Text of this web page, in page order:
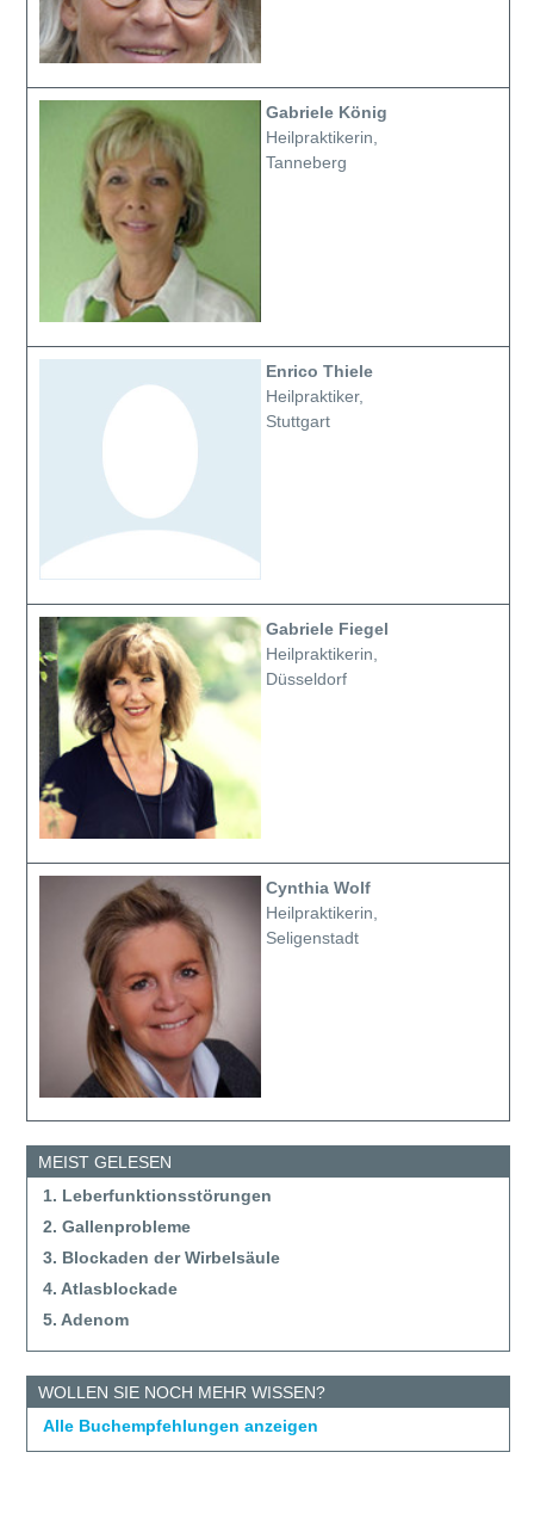
Gabriele König
Heilpraktikerin,
Tanneberg
Enrico Thiele
Heilpraktiker,
Stuttgart
Gabriele Fiegel
Heilpraktikerin,
Düsseldorf
Cynthia Wolf
Heilpraktikerin,
Seligenstadt
MEIST GELESEN
1. Leberfunktionsstörungen
2. Gallenprobleme
3. Blockaden der Wirbelsäule
4. Atlasblockade
5. Adenom
WOLLEN SIE NOCH MEHR WISSEN?
Alle Buchempfehlungen anzeigen